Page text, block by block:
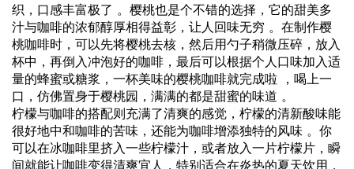
织，口感丰富极了 。樱桃也是个不错的选择，它的甜美多
汁与咖啡的浓郁醇厚相得益彰，让人回味无穷 。在制作樱
桃咖啡时，可以先将樱桃去核，然后用勺子稍微压碎，放入
杯中，再倒入冲泡好的咖啡，最后可以根据个人口味加入适
量的蜂蜜或糖浆，一杯美味的樱桃咖啡就完成啦 ，喝上一
口，仿佛置身于樱桃园，满满的都是甜蜜的味道 。
柠檬与咖啡的搭配则充满了清爽的感觉，柠檬的清新酸味能
很好地中和咖啡的苦味，还能为咖啡增添独特的风味 。你
可以在冰咖啡里挤入一些柠檬汁，或者放入一片柠檬片，瞬
间就能让咖啡变得清爽宜人，特别适合在炎热的夏天饮用，